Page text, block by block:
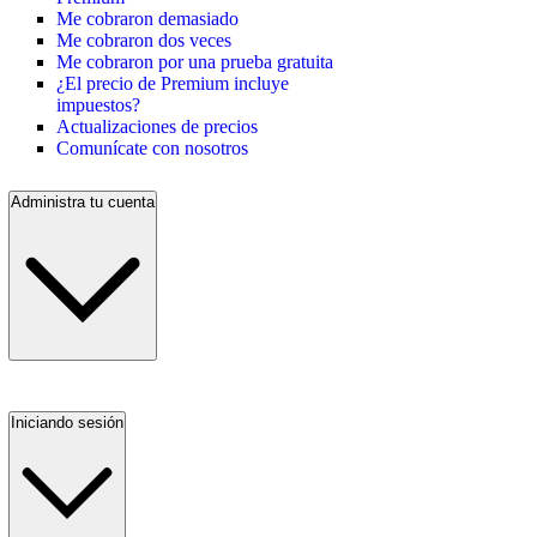
Me cobraron demasiado
Me cobraron dos veces
Me cobraron por una prueba gratuita
¿El precio de Premium incluye
impuestos?
Actualizaciones de precios
Comunícate con nosotros
Administra tu cuenta
Iniciando sesión